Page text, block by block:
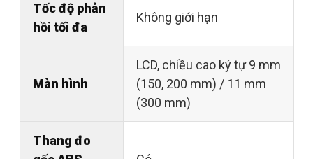
Tốc độ phản
hồi tối đa
Không giới hạn
Màn hình
LCD, chiều cao ký tự 9 mm
(150, 200 mm) / 11 mm
(300 mm)
Thang đo